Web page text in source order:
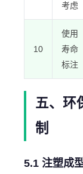
考虑
10
使用
寿命
标注
五、环
制
5.1 注塑成